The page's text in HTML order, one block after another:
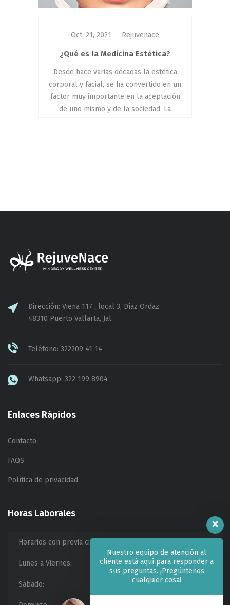
Oct. 21, 2021 Rejuvenace
¿Qué es la Medicina Estética?
Desde hace varias décadas la estética
corporal y facial, se ha convertido en un
factor muy importante en la aceptación
de uno mismo y de la sociedad. La
Nuestro equipo de atención al
cliente está aquí para responder a
sus preguntas. ¡Pregúntenos
cualquier cosa!
Dirección: Viena 117 , local 3, Díaz Ordaz
48310 Puerto Vallarta, Jal.
Teléfono: 322209 41 14
Whatsapp: 322 199 8904
Enlaces Rápidos
Contacto
FAQS
Política de privacidad
Horas Laborales
Horarios con previa cita
Lunes a Viernes: 09:00am a 20:00pm
Sábado: 09:00am a 14:00pm